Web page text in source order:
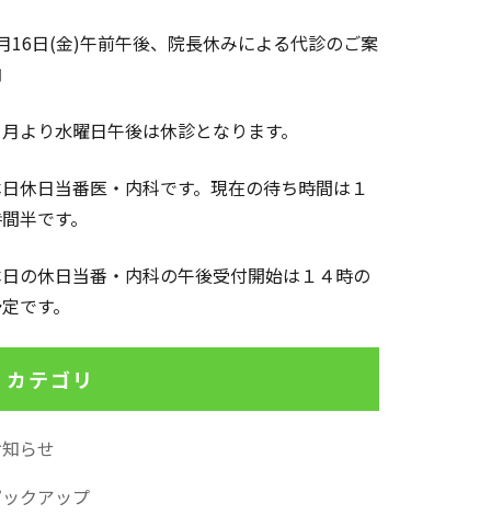
16日(金)午前午後、院長休みによる代診のご案
より水曜日午後は休診となります。
休日当番医・内科です。現在の待ち時間は１
半です。
の休日当番・内科の午後受付開始は１４時の
です。
カテゴリ
らせ
クアップ